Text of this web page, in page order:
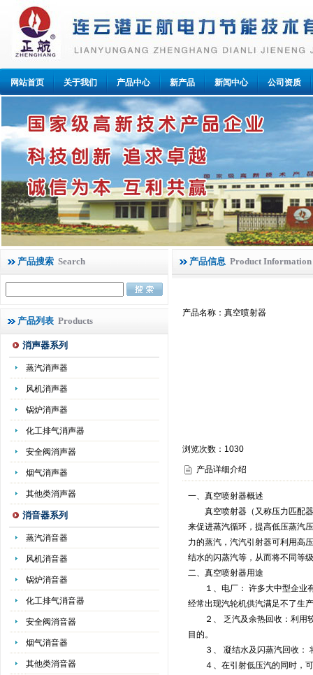
网站首页 关于我们 产品中心 新产品 新闻中心 公司资质
产品搜索 Search
产品列表 Products
消声器系列
蒸汽消声器
风机消声器
锅炉消声器
化工排气消声器
安全阀消声器
烟气消声器
其他类消声器
消音器系列
蒸汽消音器
风机消音器
锅炉消音器
化工排气消音器
安全阀消音器
烟气消音器
其他类消音器
产品信息 Product Information
产品名称：真空喷射器
浏览次数： 1030
产品详细介绍
一、真空喷射器概述
真空喷射器（又称压力匹配器
来促进蒸汽循环，提高低压蒸汽
力的蒸汽，汽汽引射器可利用高
结水的闪蒸汽等，从而将不同等
二、真空喷射器用途
１、电厂： 许多大中型企业有
经常出现汽轮机供汽满足不了生
２、 乏汽及余热回收：利用较
目的。
３、 凝结水及闪蒸汽回收：
４、在引射低压汽的同时，可